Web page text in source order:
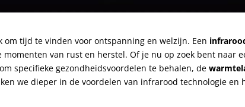
tijd te vinden voor ontspanning en welzijn. Een
van rust en herstel. Of je nu op zoek bent naar
specifieke gezondheidsvoordelen te behalen, de
we dieper in de voordelen van infrarood technologie en